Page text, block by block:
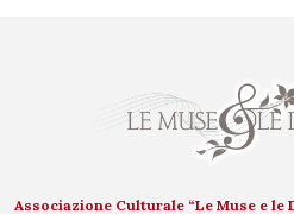
Associazione Culturale “Le Muse e le